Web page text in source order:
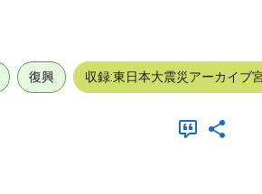
復興 収録:東日本大震災アーカイブ